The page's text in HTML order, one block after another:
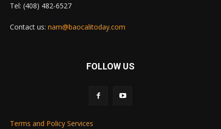
Tel: (408) 482-6527
Contact us: nam@baocalitoday.com
FOLLOW US
Terms and Policy Services